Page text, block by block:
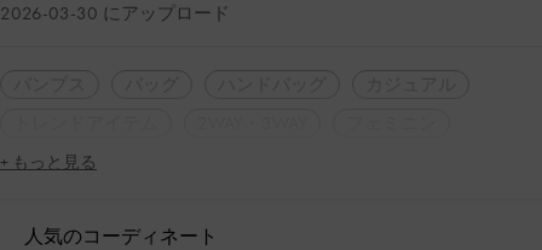
2026-03-30 にアップロード
+ もっと見る
人気のコーディネート